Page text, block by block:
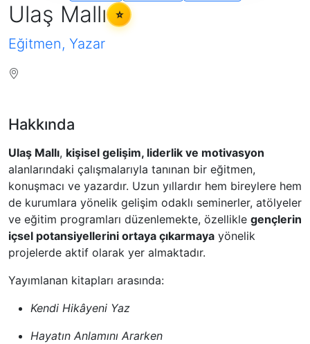
Ulaş Mallı ⭐
Eğitmen, Yazar
Hakkında
Ulaş Mallı, kişisel gelişim, liderlik ve motivasyon
alanlarındaki çalışmalarıyla tanınan bir eğitmen,
konuşmacı ve yazardır. Uzun yıllardır hem bireylere hem
de kurumlara yönelik gelişim odaklı seminerler, atölyeler
ve eğitim programları düzenlemekte, özellikle gençlerin
içsel potansiyellerini ortaya çıkarmaya yönelik
projelerde aktif olarak yer almaktadır.
Yayımlanan kitapları arasında:
Kendi Hikâyeni Yaz
Hayatın Anlamını Ararken